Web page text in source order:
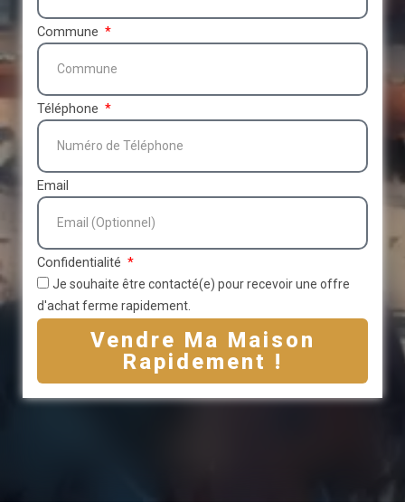
Commune
Téléphone
Email
Confidentialité
Je souhaite être contacté(e) pour recevoir une offre
d'achat ferme rapidement.
Vendre Ma Maison
Rapidement !